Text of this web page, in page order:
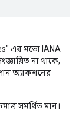
এর মতো IANA
না থাকে,
অ্যাকশনের
সমর্থিত মান।